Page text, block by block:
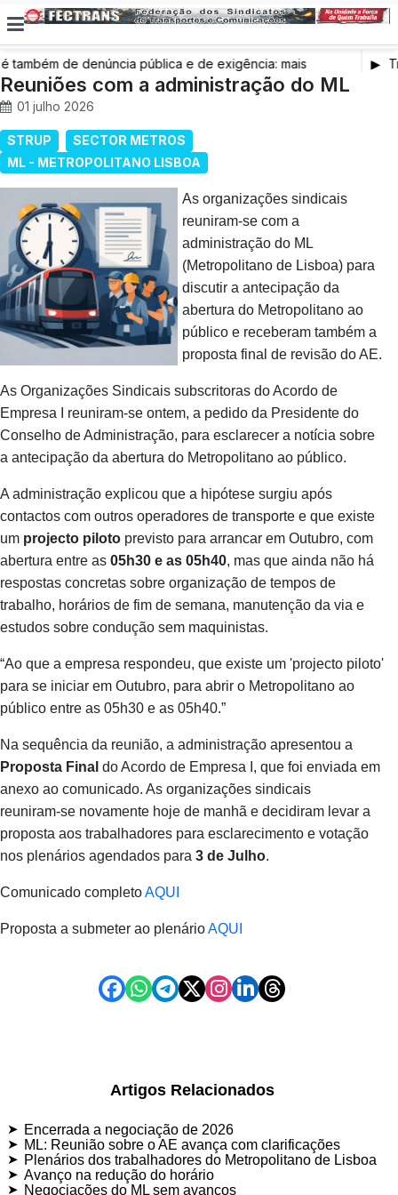
também de denúncia pública e de exigência: mais
saúde, mais condições de trabalho e mais SNS
Reuniões com a administração do ML
01 julho 2026
STRUP
SECTOR METROS
ML - METROPOLITANO LISBOA
As organizações sindicais
reuniram-se com a
administração do ML
(Metropolitano de Lisboa) para
discutir a antecipação da
abertura do Metropolitano ao
público e receberam também a
proposta final de revisão do AE.
As Organizações Sindicais subscritoras do Acordo de
Empresa I reuniram‑se ontem, a pedido da Presidente do
Conselho de Administração, para esclarecer a notícia sobre
a antecipação da abertura do Metropolitano ao público.
A administração explicou que a hipótese surgiu após
contactos com outros operadores de transporte e que existe
um projecto piloto previsto para arrancar em Outubro, com
abertura entre as 05h30 e as 05h40, mas que ainda não há
respostas concretas sobre organização de tempos de
trabalho, horários de fim de semana, manutenção da via e
estudos sobre condução sem maquinistas.
“Ao que a empresa respondeu, que existe um 'projecto piloto'
para se iniciar em Outubro, para abrir o Metropolitano ao
público entre as 05h30 e as 05h40.”
Na sequência da reunião, a administração apresentou a
Proposta Final do Acordo de Empresa I, que foi enviada em
anexo ao comunicado. As organizações sindicais
reuniram‑se novamente hoje de manhã e decidiram levar a
proposta aos trabalhadores para esclarecimento e votação
nos plenários agendados para 3 de Julho.
Comunicado completoAQUI
Proposta a submeter ao plenárioAQUI
Artigos Relacionados
Encerrada a negociação de 2026
ML: Reunião sobre o AE avança com clarificações
Plenários dos trabalhadores do Metropolitano de Lisboa
Avanço na redução do horário
Negociações do ML sem avanços